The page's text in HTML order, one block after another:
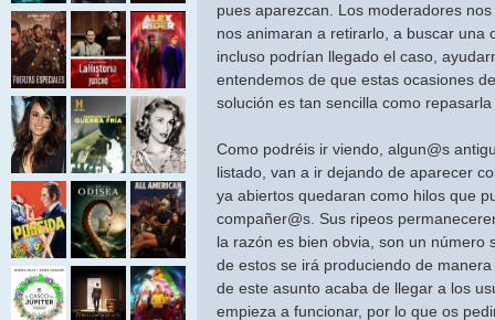
pues aparezcan. Los moderadores
nos animaran a retirarlo, a buscar una
incluso podrían llegado el caso,
entendemos de que estas ocasiones
solución es tan sencilla como
Como podréis ir viendo, algun@s
listado, van a ir dejando de aparecer
ya abiertos quedaran como hilos que
compañer@s. Sus ripeos
la razón es bien obvia, son un número
de estos se irá produciendo de
de este asunto acaba de llegar a los
empieza a funcionar, por lo que os